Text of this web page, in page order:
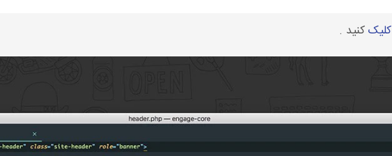
کلیککنید .